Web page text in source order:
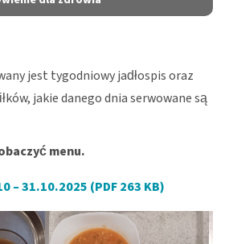
jest tygodniowy jadłospis oraz
jakie danego dnia serwowane są
menu.
– 31.10.2025 (PDF 263 KB)